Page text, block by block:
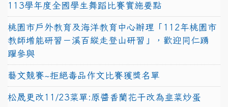
113學年度全國學生舞蹈比賽實施要點
桃園市戶外教育及海洋教育中心辦理「112年桃園市
教師增能研習－溪百縱走登山研習」，歡迎同仁踴
躍參與
藝文競賽~拒絕毒品作文比賽獲獎名單
松晟更改11/23菜單:原醬香蘭花干改為韭菜炒蛋